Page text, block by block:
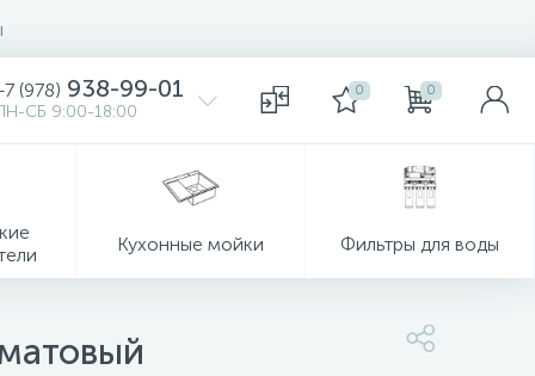
(978) 938-99-01
СБ 9:00-18:00
0 0
Кухонные мойки Фильтры для воды